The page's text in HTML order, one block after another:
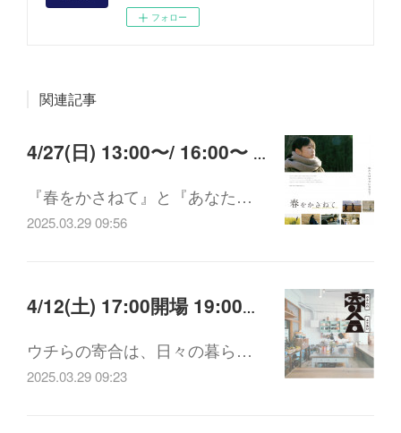
フォロー
関連記事
4/27(日) 13:00〜/ 16:00〜 『春をかさねて』『あなたの瞳に話せたら』上映会 CinéRuelle presents
『春をかさねて』と『あなた…
2025.03.29 09:56
4/12(土) 17:00開場 19:00開始 「ウチらの寄合 vol.2 Guest HOUSEHOLD (富山県氷見市)笹倉さん」
ウチらの寄合は、日々の暮ら…
2025.03.29 09:23